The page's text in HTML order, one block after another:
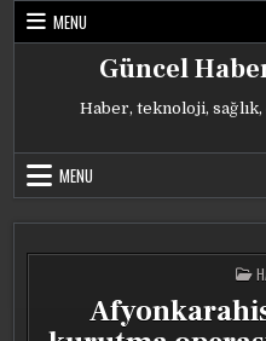
Skip
MENU
Güncel
Haber, teknoloji,
MENU
IN